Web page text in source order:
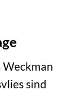
Weckman
sind